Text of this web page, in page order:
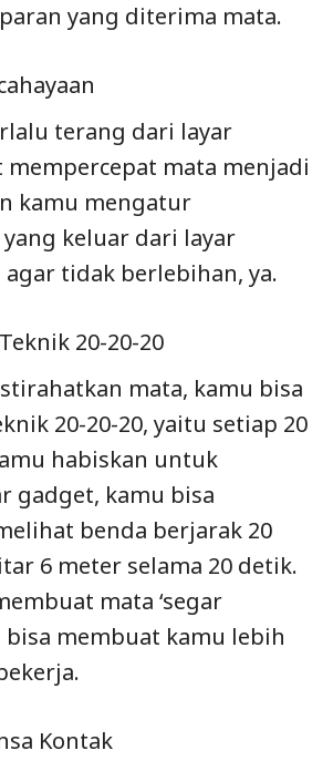
yang diterima mata.
terang dari layar
mata menjadi
kamu mengatur
yang keluar dari layar
tidak berlebihan, ya.
20-20-20
mata, kamu bisa
20-20-20, yaitu setiap 20
habiskan untuk
gadget, kamu bisa
benda berjarak 20
6 meter selama 20 detik.
mata ‘segar
bisa membuat kamu lebih
Kontak